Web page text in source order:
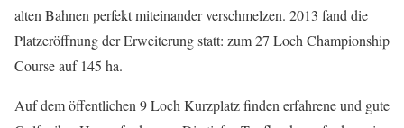
alten Bahnen perfekt miteinander verschmelzen. 2013 fand die
Platzeröffnung der Erweiterung statt: zum 27 Loch Championship
Course auf 145 ha.
Auf dem öffentlichen 9 Loch Kurzplatz finden erfahrene und gute